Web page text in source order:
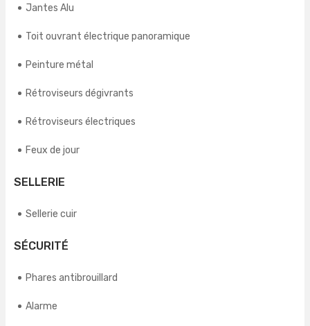
Jantes Alu
Toit ouvrant électrique panoramique
Peinture métal
Rétroviseurs dégivrants
Rétroviseurs électriques
Feux de jour
SELLERIE
Sellerie cuir
SÉCURITÉ
Phares antibrouillard
Alarme